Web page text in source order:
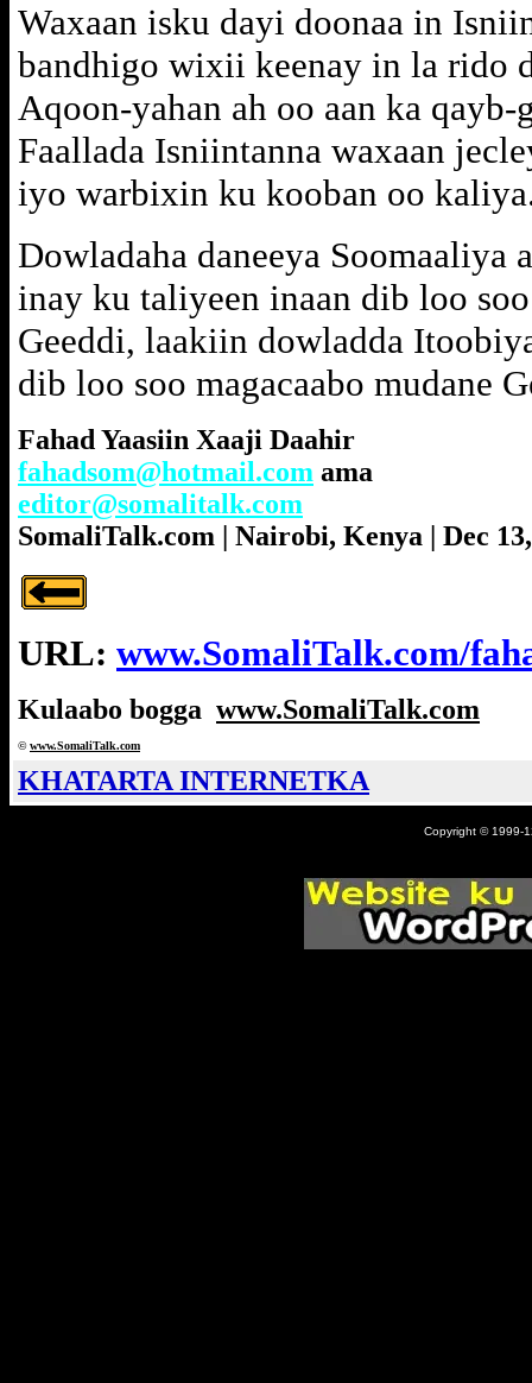
Waxaan isku dayi doonaa in
bandhigo wixii keenay in la rido
Aqoon-yahan ah oo aan ka
Faallada Isniintanna waxaan
iyo warbixin ku kooban oo
Dowladaha daneeya Soomaaliya
inay ku taliyeen inaan dib loo
Geeddi, laakiin dowladda
dib loo soo magacaabo mudane
Fahad Yaasiin Xaaji Daahir
fahadsom@hotmail.com ama
editor@somalitalk.com
SomaliTalk.com | Nairobi, Kenya | Dec
URL: www.SomaliTalk.com/
Kulaabo bogga www.SomaliTalk.com
©www.SomaliTalk.com
KHATARTA INTERNETKA
Copyright © 1999-